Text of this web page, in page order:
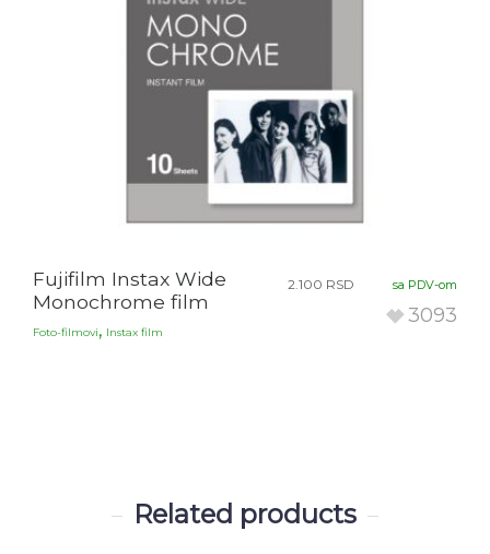
Fujifilm Instax Wide
Monochrome film
Foto-filmovi, Instax film
2.100 RSD sa PDV-om
3093
Related products